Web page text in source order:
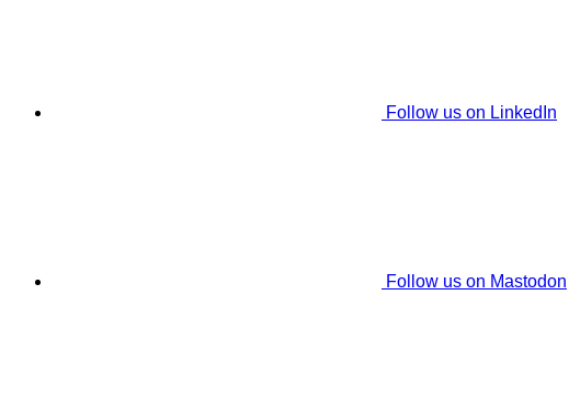
Follow us on LinkedIn
Follow us on Mastodon